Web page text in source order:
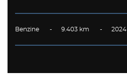
Benzine - 9.403 km - 2024